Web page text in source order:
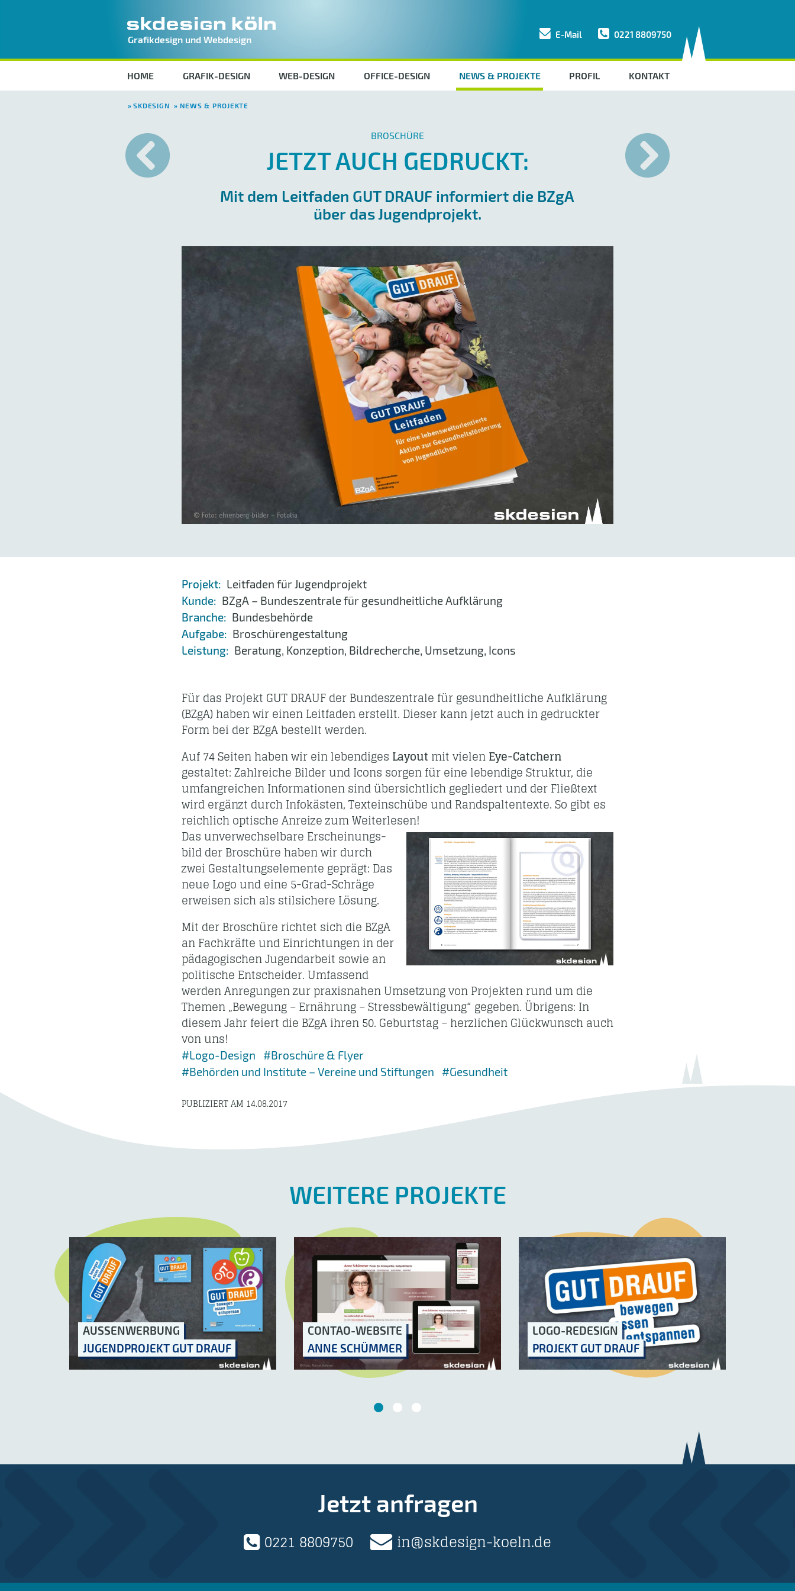
Grafikdesign und Webdesign E-Mail 0221 8809750
HOME GRAFIK-DESIGN WEB-DESIGN OFFICE-DESIGN NEWS & PROJEKTE(AKTUELLE SEITE)
PROFIL KONTAKT
SKDESIGN NEWS & PROJEKTE
BROSCHÜRE
JETZT AUCH GEDRUCKT:
Mit dem Leitfaden GUT DRAUF informiert die BZgA
über das Jugendprojekt.
Projekt: Leitfaden für Jugendprojekt
Kunde: BZgA – Bundeszentrale für gesundheitliche Aufklärung
Branche: Bundesbehörde
Aufgabe: Broschürengestaltung
Leistung: Beratung, Konzeption, Bildrecherche, Um­setzung, Icons
Für das Projekt GUT DRAUF der Bundeszentrale für gesundheitliche Aufklärung
(BZgA) haben wir einen Leitfaden erstellt. Dieser kann jetzt auch in gedruckter
Form bei der BZgA bestellt werden.
Auf 74 Seiten haben wir ein lebendiges Layout mit vielenEye-Catchern
gestaltet: Zahlreiche Bilder und Icons sorgen für eine lebendige Struktur, die
umfangreichen Informationen sind über­sichtlich gegliedert und der Fließtext
wird ergänzt durch Info­kästen, Texteinschübe und Randspaltentexte. So gibt es
reichlich optische Anreize zum Weiterlesen!
Das unver­wechsel­bare Erschei­nungs­
bild der Broschüre haben wir durch
zwei Gestaltungselemente geprägt: Das
neue Logo und eine 5-Grad-Schräge
erweisen sich als stilsichere Lösung.
Mit der Broschüre richtet sich die BZgA
an Fachkräfte und Einrichtungen in der
pädagogischen Jugendarbeit sowie an
politische Entscheider. Umfassend
werden Anregungen zur praxisnahen Um­setzung von Projekten rund um die
Themen „Bewegung – Ernährung – Stressbewältigung“ gegeben. Übrigens: In
diesem Jahr feiert die BZgA ihren 50. Geburtstag – herzlichen Glückwunsch auch
von uns!
#Logo-Design
#Broschüre & Flyer
#Behörden und Institute – Vereine und Stiftungen
#Gesundheit
PUBLIZIERT AM 14.08.2017
WEITERE PROJEKTE
AUSSENWERBUNG
JUGENDPROJEKT GUT DRAUF
CONTAO-WEBSITE
ANNE SCHÜMMER
LOGO-REDESIGN
PROJEKT GUT DRAUF
Jetzt anfragen
0221 8809750 in@skdesign-koeln.de